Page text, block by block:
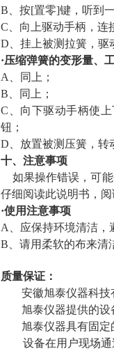
B、按[置零]键，听到
C、向上驱动手柄，连
D、挂上被测拉簧，驱
·压缩弹簧的变形量、
A、同上；
B、同上；
C、向下驱动手柄使
钮；
D、放置被测压簧，转
十、注意事项
如果操作错误，可能
仔细阅读此说明书，
·使用注意事项
A、应保持环境清洁，
B、请用柔软的布来清
质量保证：
安徽旭泰仪器科技
旭泰仪器提供的设
旭泰仪器具有固定
设备在用户现场通